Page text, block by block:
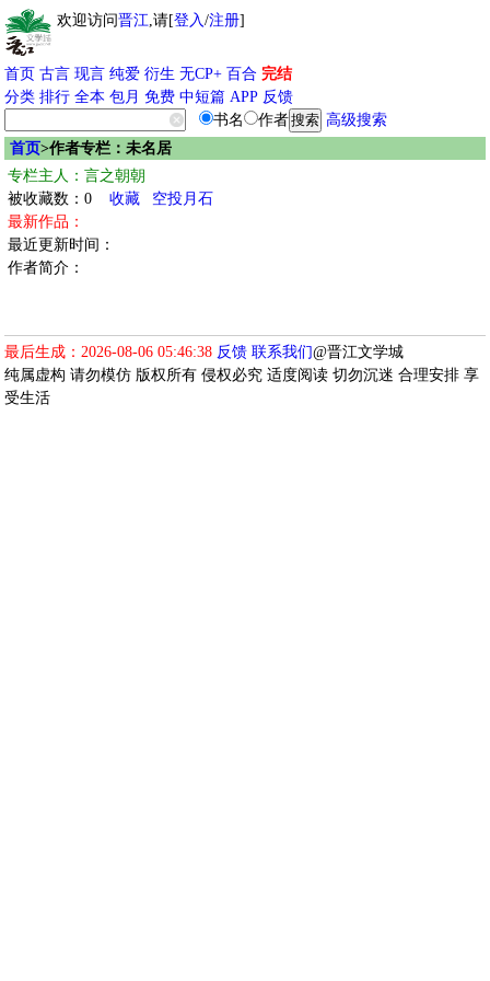
欢迎访问晋江,请[登入/注册]
首页 古言 现言 纯爱 衍生 无CP+ 百合 完结
分类 排行 全本 包月 免费 中短篇 APP 反馈
书名
作者
高级搜索
首页>作者专栏：未名居
专栏主人：言之朝朝
被收藏数：0
收藏
空投月石
最新作品：
最近更新时间：
作者简介：
最后生成：2026-08-06 05:46:38 反馈 联系我们@晋江文学城
纯属虚构 请勿模仿 版权所有 侵权必究 适度阅读 切勿沉迷 合理安排 享
受生活